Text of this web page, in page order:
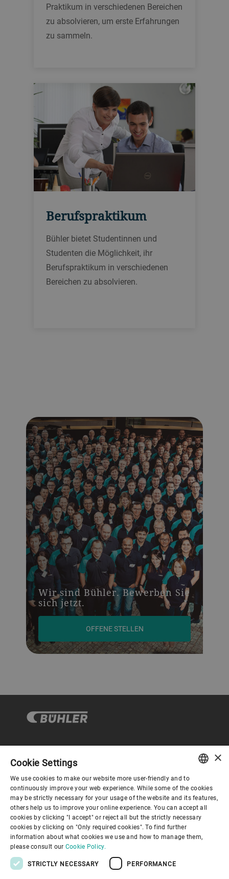
Praktikum in verschiedenen Bereichen
zu absolvieren, um erste Erfahrungen
zu sammeln.
Berufspraktikum
Bühler bietet Studentinnen und
Studenten die Möglichkeit, ihr
Berufspraktikum in verschiedenen
Bereichen zu absolvieren.
Wir sind Bühler. Bewerben Sie
sich jetzt.
OFFENE STELLEN
Corporate Governance
Über Bühler
Nützliche Links
ENGLISH
SPANISH
GERMAN
FRENCH
×
Cookie Settings
We use cookies to make our website more user-friendly and to
continuously improve your web experience. While some of the cookies
may be strictly necessary for your usage of the website and its features,
others help us to improve your online experience. You can accept all
cookies by clicking "I accept" or reject all but the strictly necessary
cookies by clicking on "Only required cookies". To find further
information about what cookies we use and how to manage them,
please consult our Cookie Policy.
STRICTLY NECESSARY PERFORMANCE